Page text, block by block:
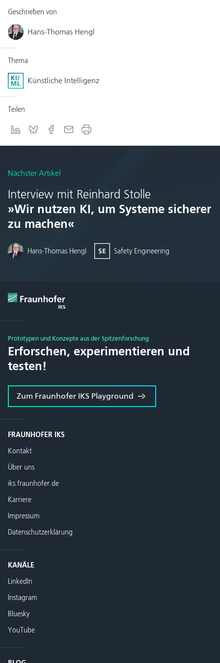
Geschrieben von
Hans-Thomas Hengl
Thema
Künstliche Intelligenz
Teilen
Nächster Artikel
Interview mit Reinhard Stolle
»Wir nutzen KI, um Systeme sicherer
zu machen«
Hans-Thomas Hengl Safety Engineering
Prototypen und Konzepte aus der Spitzenforschung
Erforschen, experimentieren und
testen!
Zum Fraunhofer IKS Playground
FRAUNHOFER IKS
Kontakt
Über uns
iks.fraunhofer.de
Karriere
Impressum
Datenschutzerklärung
KANÄLE
LinkedIn
Instagram
Bluesky
YouTube